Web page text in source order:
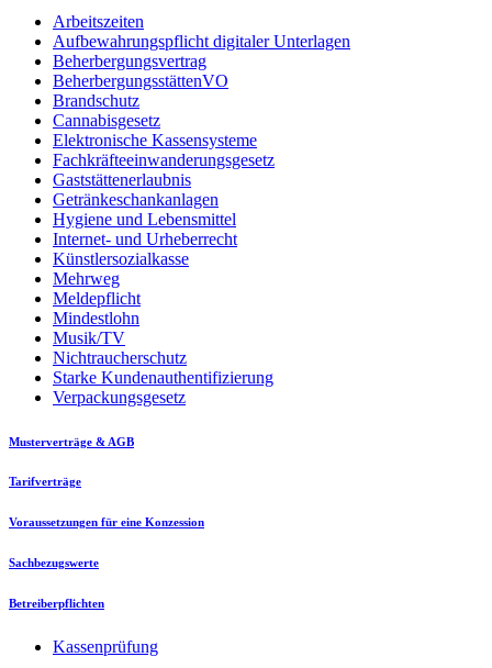
Arbeitszeiten
Aufbewahrungspflicht digitaler Unterlagen
Beherbergungsvertrag
BeherbergungsstättenVO
Brandschutz
Cannabisgesetz
Elektronische Kassensysteme
Fachkräfteeinwanderungsgesetz
Gaststättenerlaubnis
Getränkeschankanlagen
Hygiene und Lebensmittel
Internet- und Urheberrecht
Künstlersozialkasse
Mehrweg
Meldepflicht
Mindestlohn
Musik/TV
Nichtraucherschutz
Starke Kundenauthentifizierung
Verpackungsgesetz
Musterverträge & AGB
Tarifverträge
Voraussetzungen für eine Konzession
Sachbezugswerte
Betreiberpflichten
Kassenprüfung